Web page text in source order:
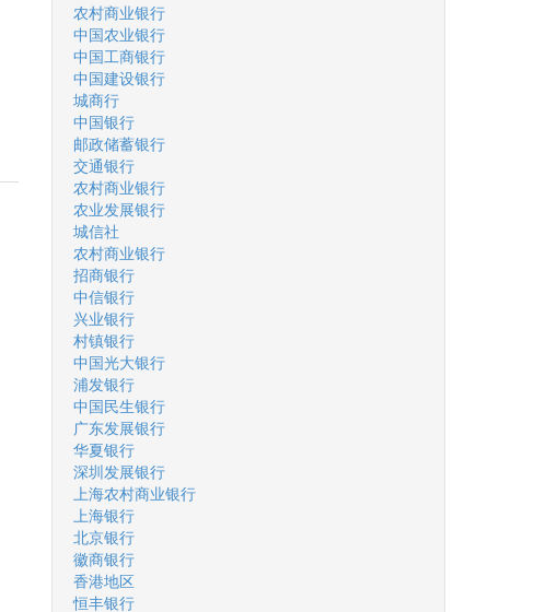
农村商业银行
中国农业银行
中国工商银行
中国建设银行
城商行
中国银行
邮政储蓄银行
交通银行
农村商业银行
农业发展银行
城信社
农村商业银行
招商银行
中信银行
兴业银行
村镇银行
中国光大银行
浦发银行
中国民生银行
广东发展银行
华夏银行
深圳发展银行
上海农村商业银行
上海银行
北京银行
徽商银行
香港地区
恒丰银行